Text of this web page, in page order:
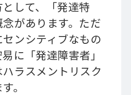
して、「発達特
があります。ただ
ンシティブなもの
に「発達障害者」
ラスメントリスク
。